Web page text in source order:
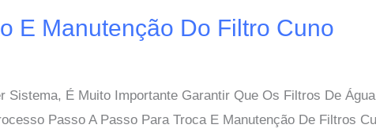
E Manutenção Do Filtro Cuno
Sistema, É Muito Importante Garantir Que Os Filtros De Água
Passo A Passo Para Troca E Manutenção De Filtros